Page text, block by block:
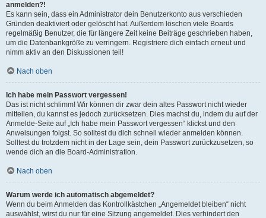
anmelden?!
Es kann sein, dass ein Administrator dein Benutzerkonto aus verschieden
Gründen deaktiviert oder gelöscht hat. Außerdem löschen viele Boards
regelmäßig Benutzer, die für längere Zeit keine Beiträge geschrieben haben,
um die Datenbankgröße zu verringern. Registriere dich einfach erneut und
nimm aktiv an den Diskussionen teil!
Nach oben
Ich habe mein Passwort vergessen!
Das ist nicht schlimm! Wir können dir zwar dein altes Passwort nicht wieder
mitteilen, du kannst es jedoch zurücksetzen. Dies machst du, indem du auf der
Anmelde-Seite auf „Ich habe mein Passwort vergessen“ klickst und den
Anweisungen folgst. So solltest du dich schnell wieder anmelden können.
Solltest du trotzdem nicht in der Lage sein, dein Passwort zurückzusetzen, so
wende dich an die Board-Administration.
Nach oben
Warum werde ich automatisch abgemeldet?
Wenn du beim Anmelden das Kontrollkästchen „Angemeldet bleiben“ nicht
auswählst, wirst du nur für eine Sitzung angemeldet. Dies verhindert den